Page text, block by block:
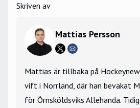
Skriven av
Mattias Persson
Mattias är tillbaka på
vift i Norrland, där han bevakat
för Örnsköldsviks Allehanda.